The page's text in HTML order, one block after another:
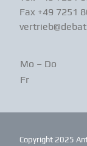
Fax +49 7251
Mo – Do
Fr
Copyright 2025